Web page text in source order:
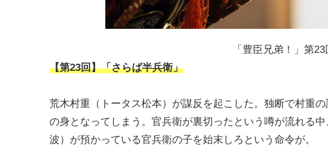
「豊臣兄弟！」第
【第23回】「さらば半兵衛」
荒木村重（トータス松本）が謀反を起こした。独断で村重
の身となってしまう。官兵衛が裏切ったという噂が流れる
波）が預かっている官兵衛の子を始末しろという命令が。